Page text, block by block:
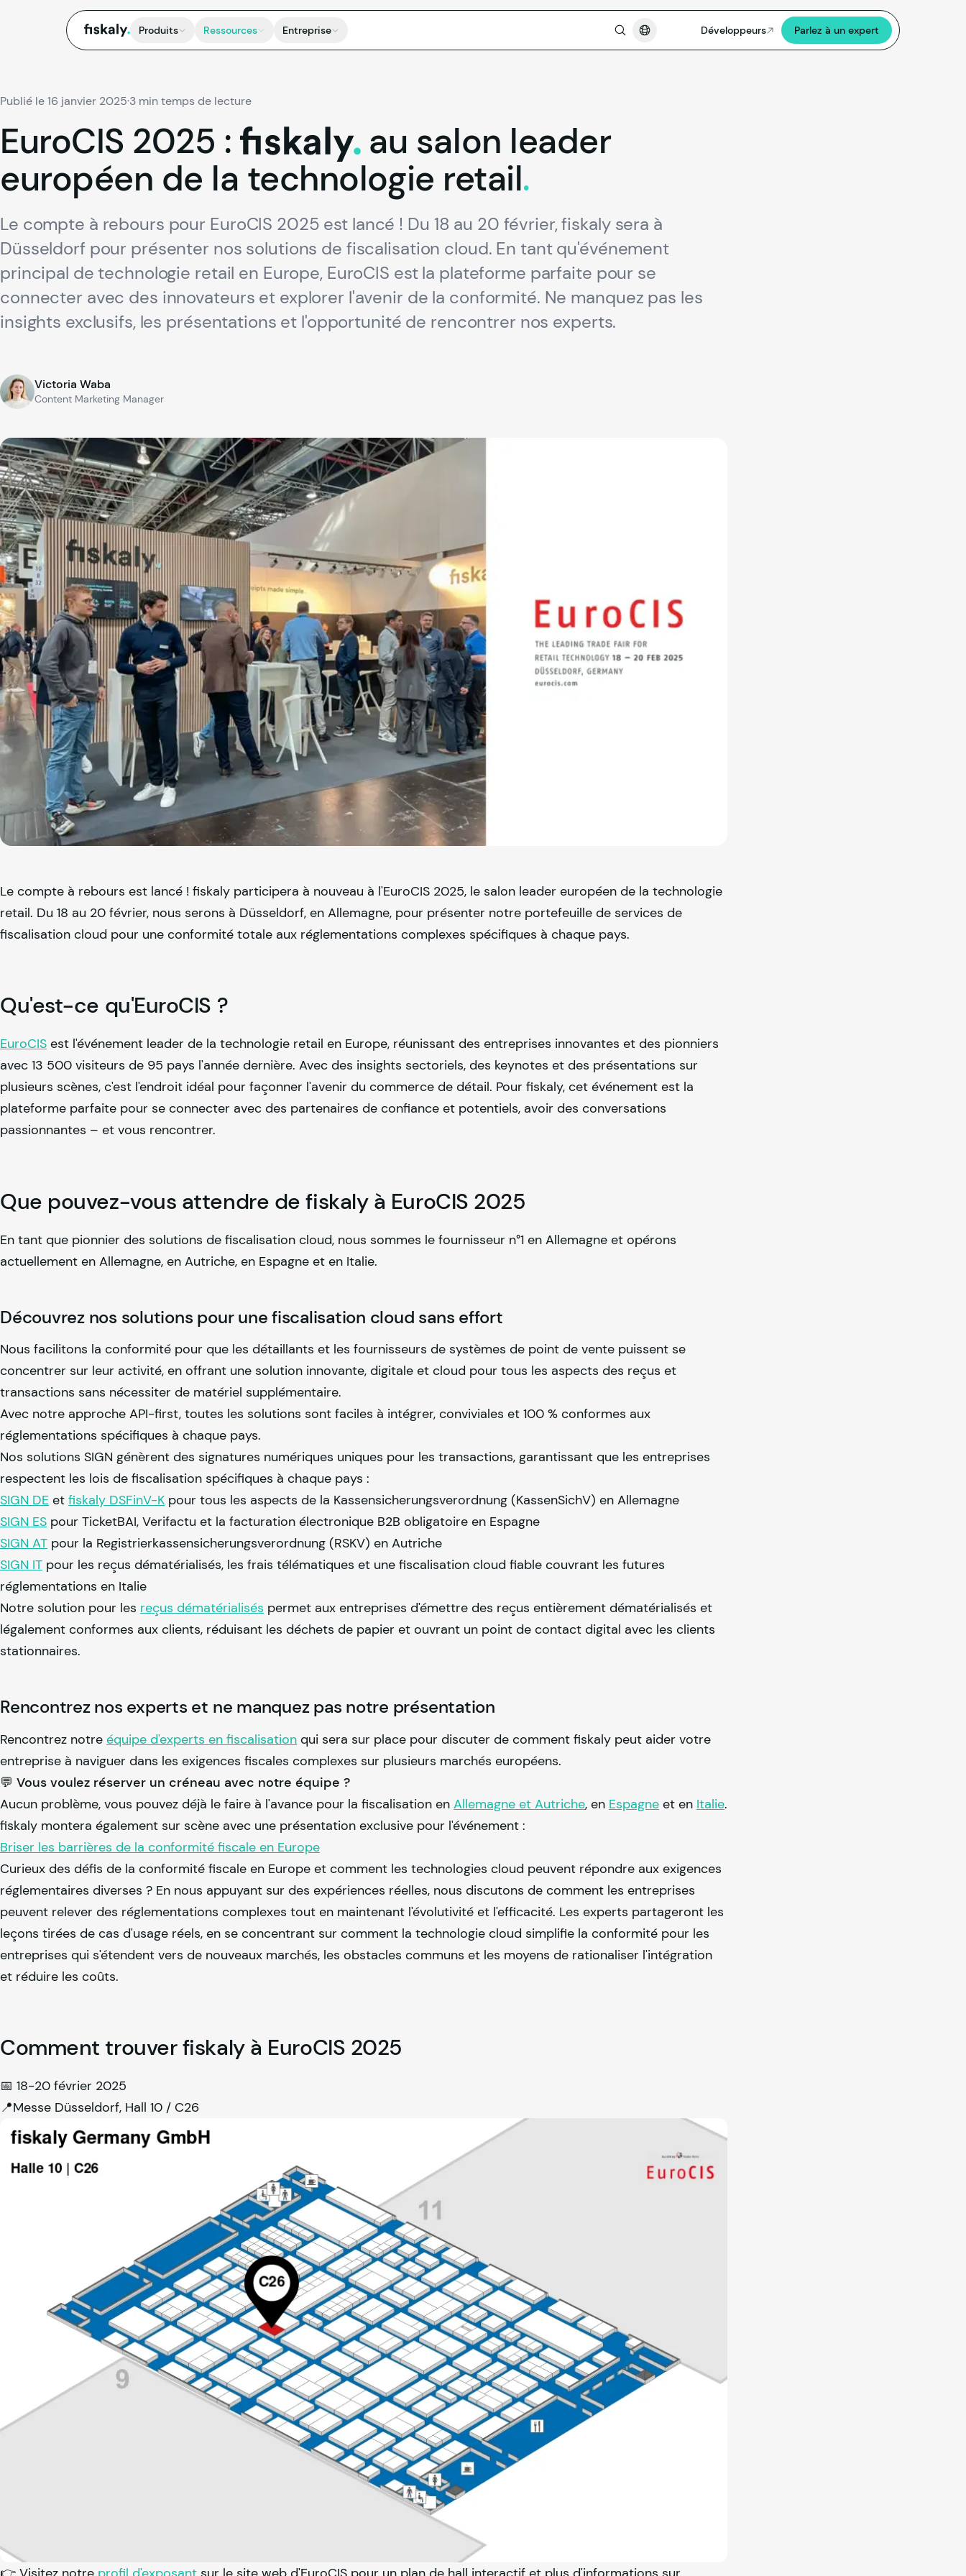
fiskaly. Produits Ressources Entreprise Développeurs Parlez à un expert
Publié le 16 janvier 2025·3 min temps de lecture
EuroCIS 2025 : fiskaly. au salon leader
européen de la technologie retail.
Le compte à rebours pour EuroCIS 2025 est lancé ! Du 18 au 20 février, fiskaly sera à
Düsseldorf pour présenter nos solutions de fiscalisation cloud. En tant qu'événement
principal de technologie retail en Europe, EuroCIS est la plateforme parfaite pour se
connecter avec des innovateurs et explorer l'avenir de la conformité. Ne manquez pas les
insights exclusifs, les présentations et l'opportunité de rencontrer nos experts.
Victoria Waba
Content Marketing Manager
Le compte à rebours est lancé ! fiskaly participera à nouveau à l'EuroCIS 2025, le salon leader européen de la technologie
retail. Du 18 au 20 février, nous serons à Düsseldorf, en Allemagne, pour présenter notre portefeuille de services de
fiscalisation cloud pour une conformité totale aux réglementations complexes spécifiques à chaque pays.
Qu'est-ce qu'EuroCIS ?
EuroCIS est l'événement leader de la technologie retail en Europe, réunissant des entreprises innovantes et des pionniers
avec 13 500 visiteurs de 95 pays l'année dernière. Avec des insights sectoriels, des keynotes et des présentations sur
plusieurs scènes, c'est l'endroit idéal pour façonner l'avenir du commerce de détail. Pour fiskaly, cet événement est la
plateforme parfaite pour se connecter avec des partenaires de confiance et potentiels, avoir des conversations
passionnantes – et vous rencontrer.
Que pouvez-vous attendre defiskalyà EuroCIS 2025
En tant que pionnier des solutions de fiscalisation cloud, nous sommes le fournisseur n°1 en Allemagne et opérons
actuellement en Allemagne, en Autriche, en Espagne et en Italie.
Découvrez nos solutions pour une fiscalisation cloud sans effort
Nous facilitons la conformité pour que les détaillants et les fournisseurs de systèmes de point de vente puissent se
concentrer sur leur activité, en offrant une solution innovante, digitale et cloud pour tous les aspects des reçus et
transactions sans nécessiter de matériel supplémentaire.
Avec notre approche API-first, toutes les solutions sont faciles à intégrer, conviviales et 100 % conformes aux
réglementations spécifiques à chaque pays.
Nos solutions SIGN génèrent des signatures numériques uniques pour les transactions, garantissant que les entreprises
respectent les lois de fiscalisation spécifiques à chaque pays :
SIGN DE et fiskaly DSFinV-K pour tous les aspects de la Kassensicherungsverordnung (KassenSichV) en Allemagne
SIGN ES pour TicketBAI, Verifactu et la facturation électronique B2B obligatoire en Espagne
SIGN AT pour la Registrierkassensicherungsverordnung (RSKV) en Autriche
SIGN IT pour les reçus dématérialisés, les frais télématiques et une fiscalisation cloud fiable couvrant les futures
réglementations en Italie
Notre solution pour les reçus dématérialisés permet aux entreprises d'émettre des reçus entièrement dématérialisés et
légalement conformes aux clients, réduisant les déchets de papier et ouvrant un point de contact digital avec les clients
stationnaires.
Rencontrez nos experts et ne manquez pas notre présentation
Rencontrez notre équipe d'experts en fiscalisation qui sera sur place pour discuter de comment fiskaly peut aider votre
entreprise à naviguer dans les exigences fiscales complexes sur plusieurs marchés européens.
💬 Vous voulez réserver un créneau avec notre équipe ?
Aucun problème, vous pouvez déjà le faire à l'avance pour la fiscalisation en Allemagne et Autriche, en Espagne et en Italie.
fiskaly montera également sur scène avec une présentation exclusive pour l'événement :
Briser les barrières de la conformité fiscale en Europe
Curieux des défis de la conformité fiscale en Europe et comment les technologies cloud peuvent répondre aux exigences
réglementaires diverses ? En nous appuyant sur des expériences réelles, nous discutons de comment les entreprises
peuvent relever des réglementations complexes tout en maintenant l'évolutivité et l'efficacité. Les experts partageront les
leçons tirées de cas d'usage réels, en se concentrant sur comment la technologie cloud simplifie la conformité pour les
entreprises qui s'étendent vers de nouveaux marchés, les obstacles communs et les moyens de rationaliser l'intégration
et réduire les coûts.
Comment trouverfiskalyà EuroCIS 2025
📅 18-20 février 2025
📍Messe Düsseldorf, Hall 10 / C26